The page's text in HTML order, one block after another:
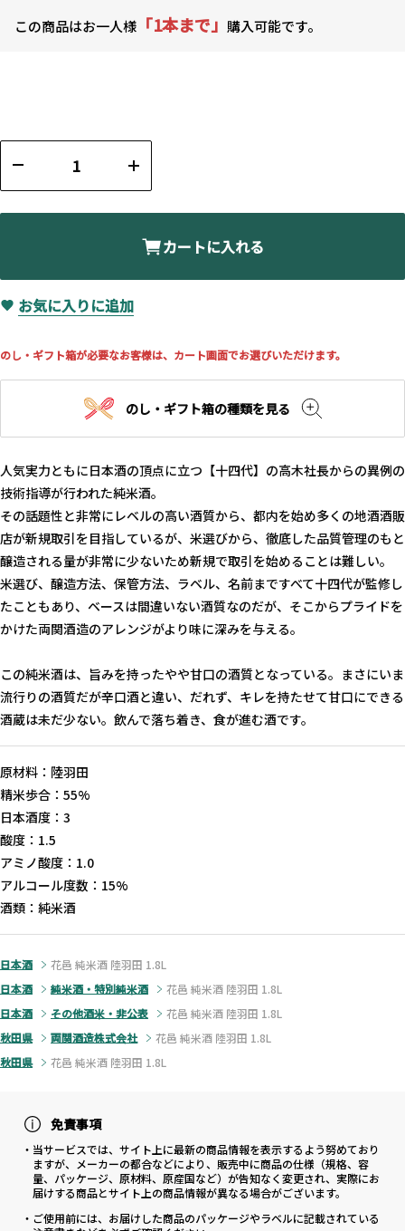
この商品はお一人様 「1本まで」 購入可能です。
カートに入れる
お気に入りに追加
のし・ギフト箱が必要なお客様は、カート画面でお選びいただけます。
のし・ギフト箱の種類を見る
人気実力ともに日本酒の頂点に立つ【十四代】の高木社長からの異例の
技術指導が行われた純米酒。
その話題性と非常にレベルの高い酒質から、都内を始め多くの地酒酒販
店が新規取引を目指しているが、米選びから、徹底した品質管理のもと
醸造される量が非常に少ないため新規で取引を始めることは難しい。
米選び、醸造方法、保管方法、ラベル、名前まですべて十四代が監修し
たこともあり、ベースは間違いない酒質なのだが、そこからプライドを
かけた両関酒造のアレンジがより味に深みを与える。
この純米酒は、旨みを持ったやや甘口の酒質となっている。まさにいま
流行りの酒質だが辛口酒と違い、だれず、キレを持たせて甘口にできる
酒蔵は未だ少ない。飲んで落ち着き、食が進む酒です。
原材料：陸羽田
精米歩合：55%
日本酒度：3
酸度：1.5
アミノ酸度：1.0
アルコール度数：15%
酒類：純米酒
日本酒
花邑 純米酒 陸羽田 1.8L
日本酒
純米酒・特別純米酒
花邑 純米酒 陸羽田 1.8L
日本酒
その他酒米・非公表
花邑 純米酒 陸羽田 1.8L
秋田県
両関酒造株式会社
花邑 純米酒 陸羽田 1.8L
秋田県
花邑 純米酒 陸羽田 1.8L
免責事項
・当サービスでは、サイト上に最新の商品情報を表示するよう努めており
ますが、メーカーの都合などにより、販売中に商品の仕様（規格、容
量、パッケージ、原材料、原産国など）が告知なく変更され、実際にお
届けする商品とサイト上の商品情報が異なる場合がございます。
・ご使用前には、お届けした商品のパッケージやラベルに記載されている